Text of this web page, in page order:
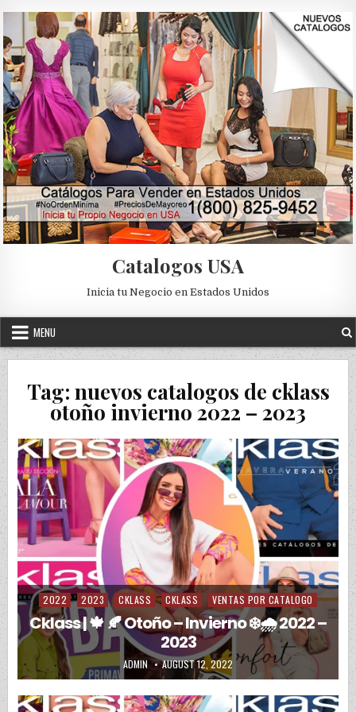
Catalogos USA
Inicia tu Negocio en Estados Unidos
MENU
Tag: nuevos catalogos de cklass
otoño invierno 2022 – 2023
Posted in
2022 2023 CKLASS CKLASS VENTAS POR CATALOGO
Cklass | 🍁 🍂 Otoño – Invierno ❄️🌧️ 2022 –
2023
AUTHOR:
ADMIN PUBLISHED DATE:
AUGUST 12, 2022